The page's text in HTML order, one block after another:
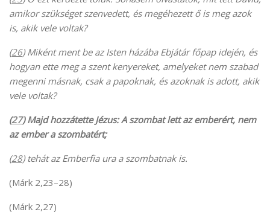
amikor szükséget szenvedett, és megéhezett ő is meg azok
is, akik vele voltak?
(26) Miként ment be az Isten házába Ebjátár főpap idején, és
hogyan ette meg a szent kenyereket, amelyeket nem szabad
megenni másnak, csak a papoknak, és azoknak is adott, akik
vele voltak?
(27) Majd hozzátette Jézus: A szombat lett az emberért, nem
az ember a szombatért;
(28) tehát az Emberfia ura a szombatnak is.
(Márk 2,23–28)
(Márk 2,27)